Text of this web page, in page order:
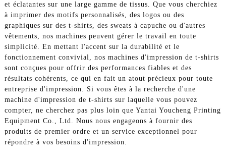
et éclatantes sur une large gamme de tissus. Que vous cherchiez
à imprimer des motifs personnalisés, des logos ou des
graphiques sur des t-shirts, des sweats à capuche ou d'autres
vêtements, nos machines peuvent gérer le travail en toute
simplicité. En mettant l'accent sur la durabilité et le
fonctionnement convivial, nos machines d'impression de t-shirts
sont conçues pour offrir des performances fiables et des
résultats cohérents, ce qui en fait un atout précieux pour toute
entreprise d'impression. Si vous êtes à la recherche d'une
machine d'impression de t-shirts sur laquelle vous pouvez
compter, ne cherchez pas plus loin que Yantai Youcheng Printing
Equipment Co., Ltd. Nous nous engageons à fournir des
produits de premier ordre et un service exceptionnel pour
répondre à vos besoins d'impression.